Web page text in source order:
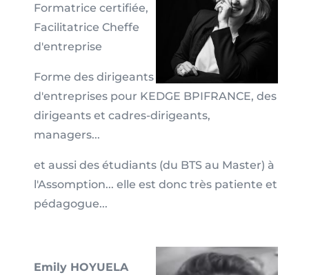
Formatrice certifiée,
Facilitatrice Cheffe
d'entreprise
Forme des dirigeants
d'entreprises pour KEDGE BPIFRANCE, des
dirigeants et cadres-dirigeants,
managers...
et aussi des étudiants (du BTS au Master) à
l'Assomption... elle est donc très patiente et
pédagogue...
Emily HOYUELA